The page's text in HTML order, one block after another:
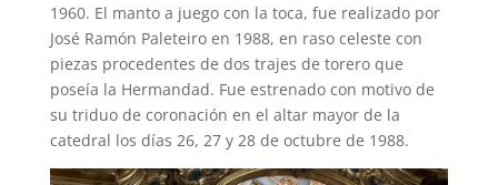
1960. El manto a juego con la toca, fue realizado por
José Ramón Paleteiro en 1988, en raso celeste con
piezas procedentes de dos trajes de torero que
poseía la Hermandad. Fue estrenado con motivo de
su triduo de coronación en el altar mayor de la
catedral los días 26, 27 y 28 de octubre de 1988.